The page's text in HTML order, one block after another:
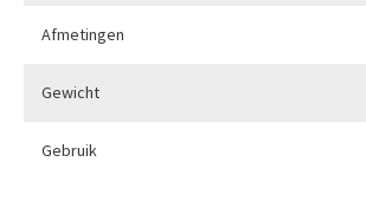
Afmetingen
Gewicht
Gebruik